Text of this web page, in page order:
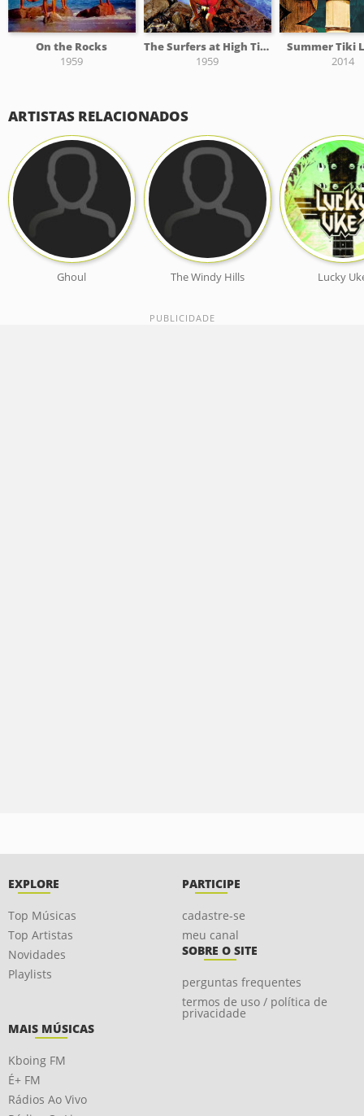
On the Rocks
1959
The Surfers at High Tide
1959
Summer Tiki
2014
ARTISTAS RELACIONADOS
Ghoul The Windy Hills Lucky
EXPLORE
Top Músicas
Top Artistas
Novidades
Playlists
PARTICIPE
cadastre-se
meu canal
SOBRE O SITE
perguntas frequentes
termos de uso / política de
privacidade
MAIS MÚSICAS
Kboing FM
É+ FM
Rádios Ao Vivo